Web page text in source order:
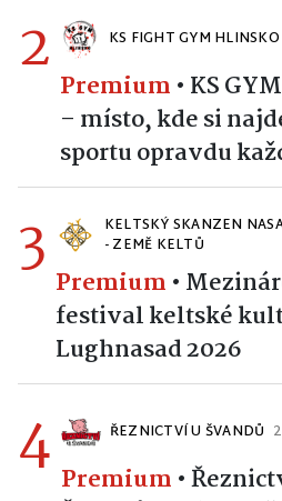
2 KS FIGHT GYM HLINSKO
Premium • KS
– místo, kde si
sportu opravdu
3
KELTSKÝ SKANZEN
- ZEMĚ KELTŮ
Premium •
festival keltské
Lughnasad 2026
4 ŘEZNICTVÍ U ŠVANDŮ
Premium •